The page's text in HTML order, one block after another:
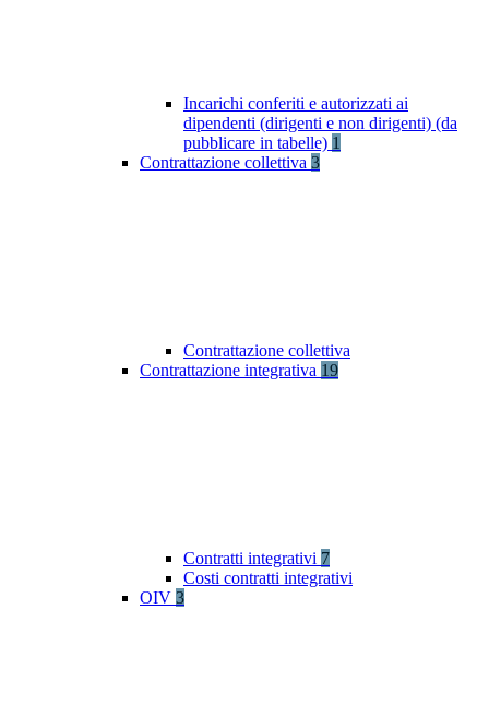
Incarichi conferiti e autorizzati ai
dipendenti (dirigenti e non dirigenti) (da
pubblicare in tabelle) 1
Contrattazione collettiva 3
Contrattazione collettiva
Contrattazione integrativa 19
Contratti integrativi 7
Costi contratti integrativi
OIV 3